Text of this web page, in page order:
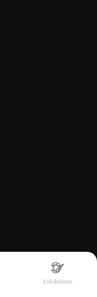
Exhibitions